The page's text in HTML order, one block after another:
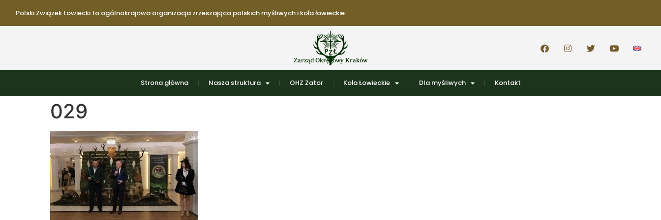
Polski Związek Łowiecki to ogólnokrajowa organizacja zrzeszająca polskich myśliwych i koła łowieckie.
Zarząd Okręgowy Kraków
Strona główna Nasza struktura OHZ Zator Koła Łowieckie Dla myśliwych Kontakt
029